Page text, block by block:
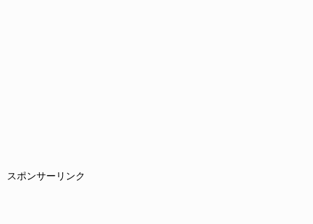
スポンサーリンク